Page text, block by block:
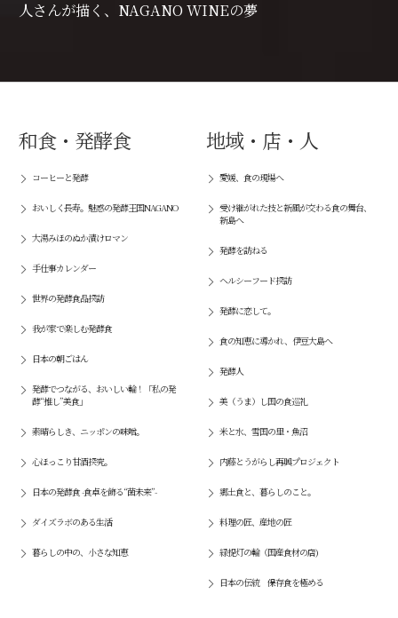
人さんが描く、NAGANO WINEの夢
和食・発酵食
コーヒーと発酵
おいしく長寿。魅惑の発酵王国NAGANO
大湯みほのぬか漬けロマン
手仕事カレンダー
世界の発酵食品探訪
我が家で楽しむ発酵食
日本の朝ごはん
発酵でつながる、おいしい輪！「私の発
酵“推し”美食」
素晴らしき、ニッポンの味噌。
心ほっこり甘酒探究。
日本の発酵食 -食卓を飾る“菌未来”-
ダイズラボのある生活
暮らしの中の、小さな知恵
地域・店・人
愛媛、食の現場へ
受け継がれた技と新風が交わる食の舞台、
新島へ
発酵を訪ねる
ヘルシーフード探訪
発酵に恋して。
食の知恵に導かれ、伊豆大島へ
発酵人
美（うま）し国の食巡礼
米と水、雪国の里・魚沼
内藤とうがらし再興プロジェクト
郷土食と、暮らしのこと。
料理の匠、産地の匠
緑提灯の輪（国産食材の店)
日本の伝統 保存食を極める